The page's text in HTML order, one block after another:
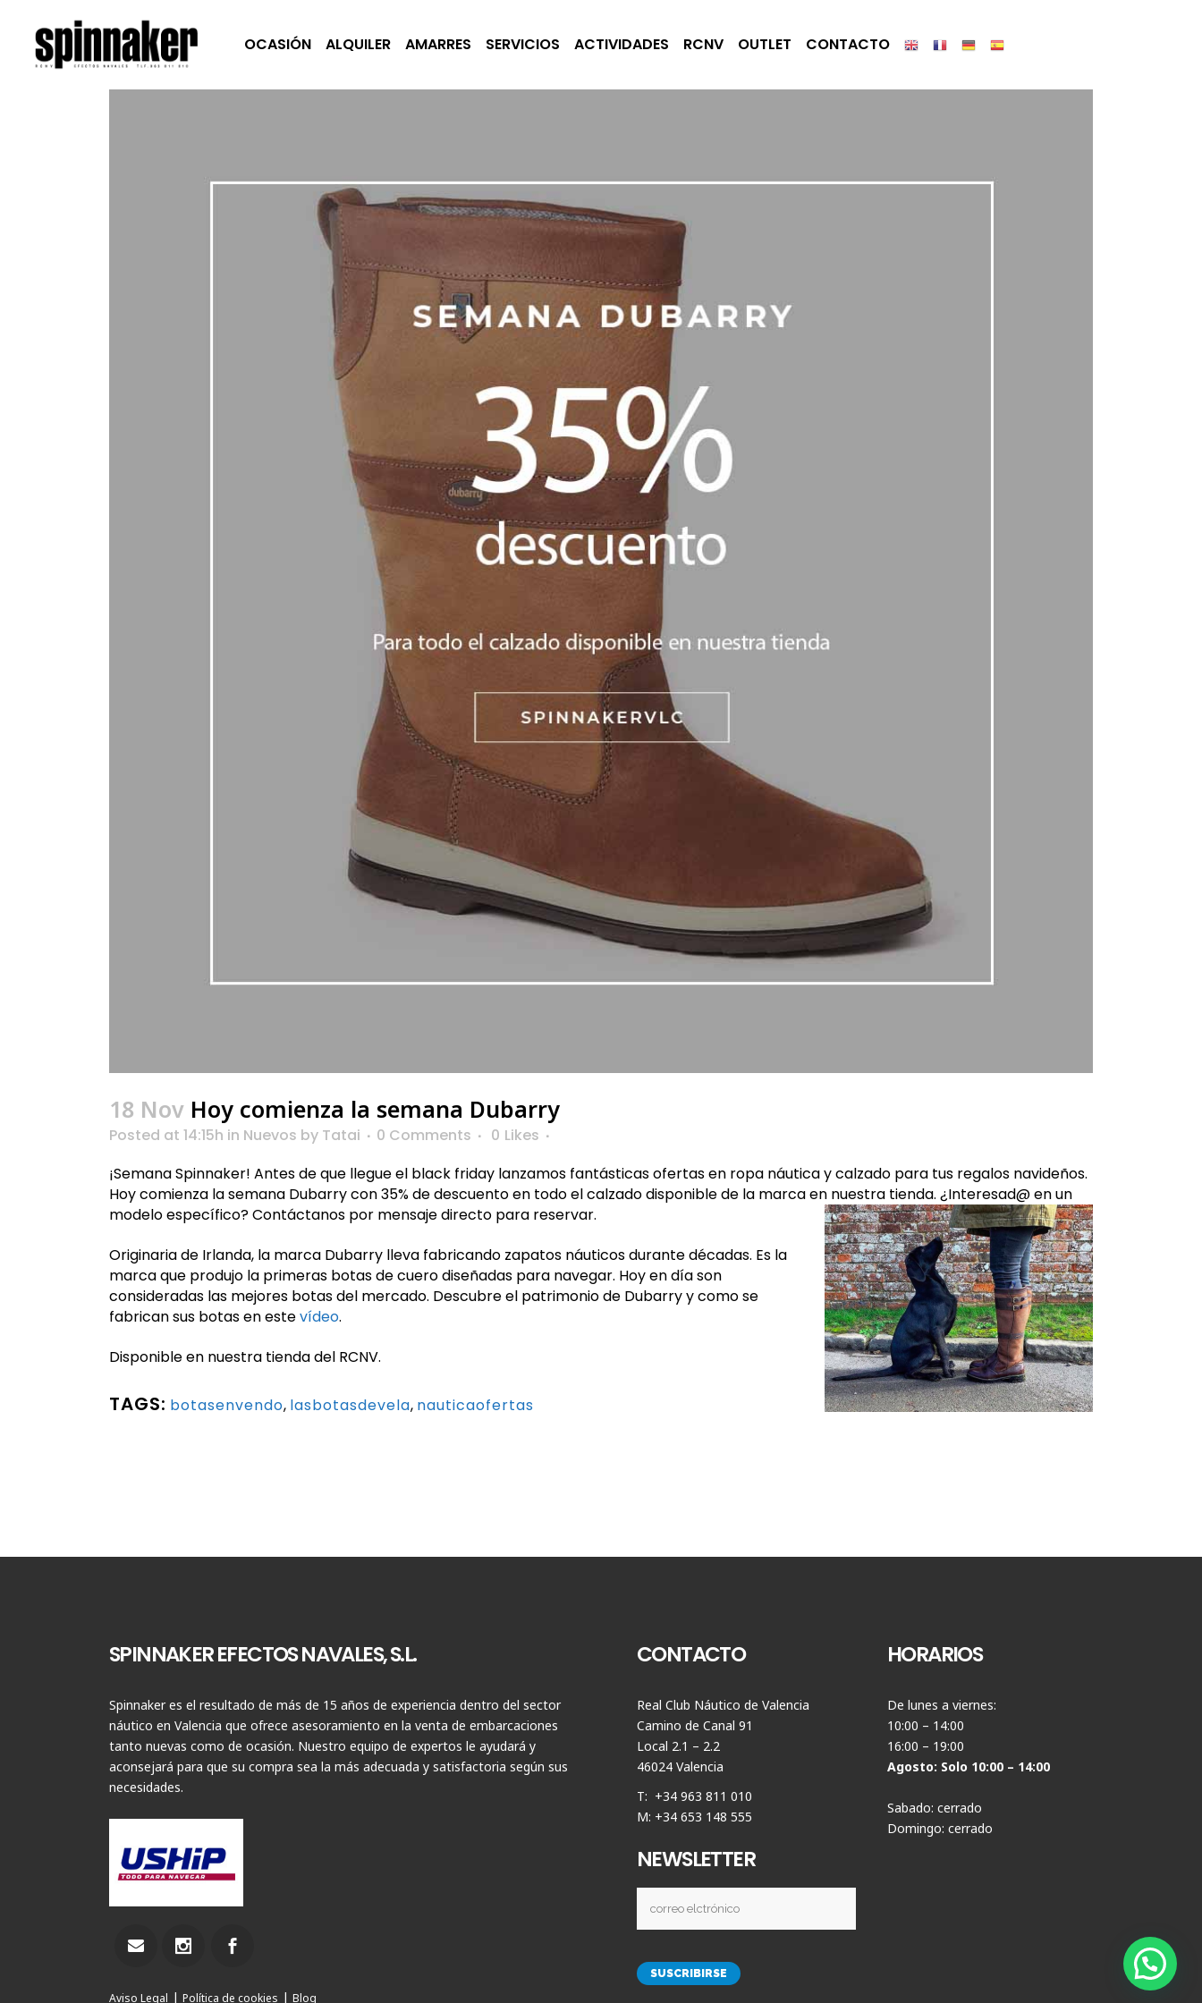
OCASIÓN ALQUILER AMARRES SERVICIOS ACTIVIDADES RCNV OUTLET CONTACTO
18 Nov Hoy comienza la semana Dubarry
Posted at 14:15h in Nuevos by Tatai 0 Comments 0 Likes
¡Semana Spinnaker! Antes de que llegue el black friday lanzamos fantásticas ofertas en ropa náutica y calzado para tus regalos navideños.
Hoy comienza la semana Dubarry con 35% de descuento en todo el calzado disponible de la marca en nuestra tienda. ¿Interesad@ en un
modelo específico? Contáctanos por mensaje directo para reservar.
Originaria de Irlanda, la marca Dubarry lleva fabricando zapatos náuticos durante décadas. Es la
marca que produjo la primeras botas de cuero diseñadas para navegar. Hoy en día son
consideradas las mejores botas del mercado. Descubre el patrimonio de Dubarry y como se
fabrican sus botas en estevídeo.
Disponible en nuestra tienda del RCNV.
TAGS: botasenvendo, lasbotasdevela, nauticaofertas
SPINNAKER EFECTOS NAVALES, S.L.
Spinnaker es el resultado de más de 15 años de experiencia dentro del sector
náutico en Valencia que ofrece asesoramiento en la venta de embarcaciones
tanto nuevas como de ocasión. Nuestro equipo de expertos le ayudará y
aconsejará para que su compra sea la más adecuada y satisfactoria según sus
necesidades.
Aviso Legal | Política de cookies | Blog
CONTACTO
Real Club Náutico de Valencia
Camino de Canal 91
Local 2.1 – 2.2
46024 Valencia
T: +34 963 811 010
M: +34 653 148 555
NEWSLETTER
HORARIOS
De lunes a viernes:
10:00 – 14:00
16:00 – 19:00
Agosto: Solo 10:00 – 14:00
Sabado: cerrado
Domingo: cerrado